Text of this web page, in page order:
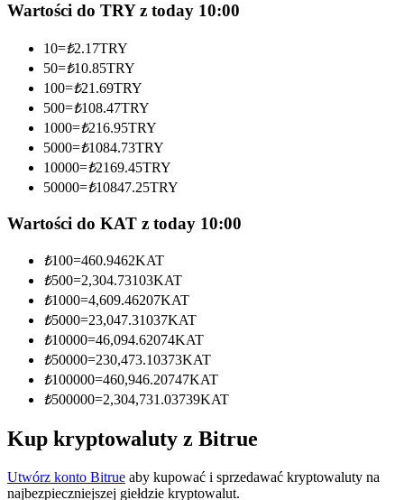
Zostań traderem kopiującym
Ciesz się podziałem zysków i prowizjami z kopiowania
transakcji
Informacja
Analiza Big Data, w tym informacje handlowe itp.
Wartości do TRY z today 10:00
10=₺2.17TRY
50=₺10.85TRY
100=₺21.69TRY
500=₺108.47TRY
1000=₺216.95TRY
5000=₺1084.73TRY
10000=₺2169.45TRY
50000=₺10847.25TRY
Wartości do KAT z today 10:00
₺100=460.9462KAT
₺500=2,304.73103KAT
₺1000=4,609.46207KAT
₺5000=23,047.31037KAT
₺10000=46,094.62074KAT
₺50000=230,473.10373KAT
₺100000=460,946.20747KAT
₺500000=2,304,731.03739KAT
Kup kryptowaluty z Bitrue
Utwórz konto Bitrue aby kupować i sprzedawać kryptowaluty na
najbezpieczniejszej giełdzie kryptowalut.